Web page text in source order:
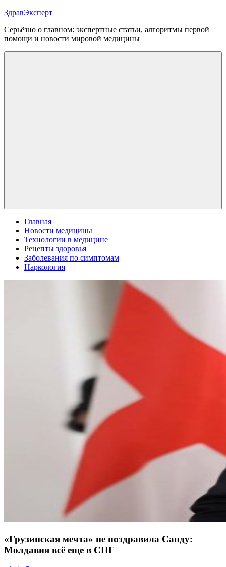
Перейти
содержимому
ЗдравЭксперт
Серьёзно о главном: экспертные статьи, алгоритмы первой
помощи и новости мировой медицины
Главная
Новости медицины
Технологии в медицине
Рецепты здоровья
Заболевания по симптомам
Наркология
«Грузинская мечта» не поздравила Санду:
Молдавия всё еще в СНГ